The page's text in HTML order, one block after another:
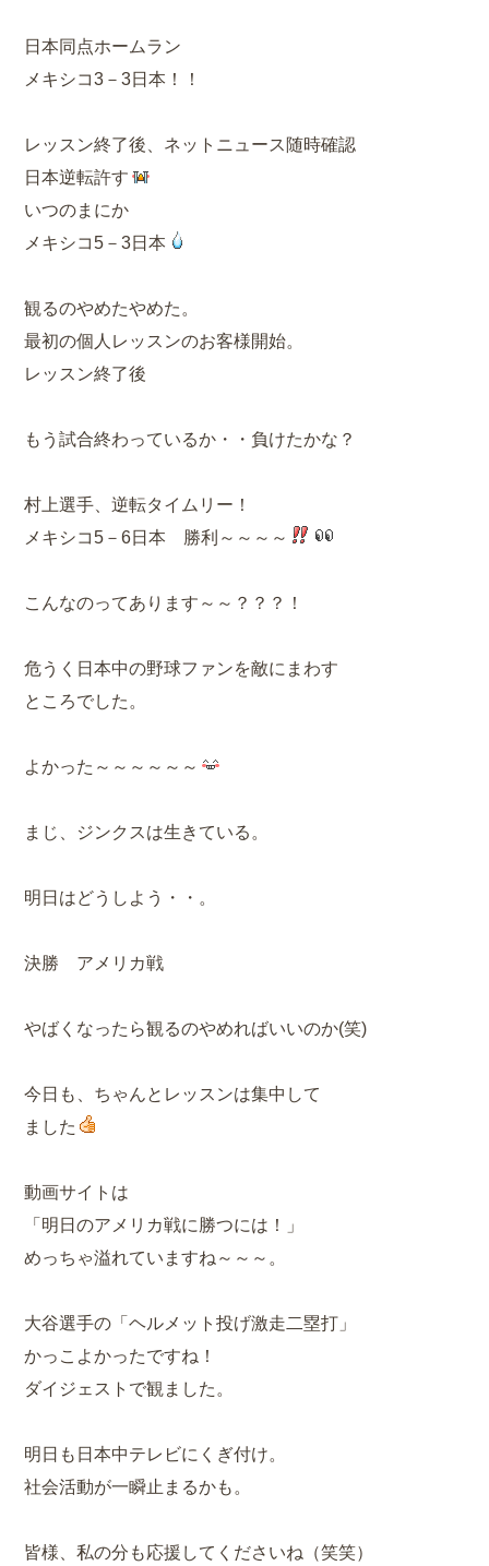
日本同点ホームラン
メキシコ3－3日本！！
レッスン終了後、ネットニュース随時確認
日本逆転許す
いつのまにか
メキシコ5－3日本
観るのやめたやめた。
最初の個人レッスンのお客様開始。
レッスン終了後
もう試合終わっているか・・負けたかな？
村上選手、逆転タイムリー！
メキシコ5－6日本 勝利～～～～
こんなのってあります～～？？？！
危うく日本中の野球ファンを敵にまわす
ところでした。
よかった～～～～～～
まじ、ジンクスは生きている。
明日はどうしよう・・。
決勝 アメリカ戦
やばくなったら観るのやめればいいのか(笑)
今日も、ちゃんとレッスンは集中して
ました
動画サイトは
「明日のアメリカ戦に勝つには！」
めっちゃ溢れていますね～～～。
大谷選手の「ヘルメット投げ激走二塁打」
かっこよかったですね！
ダイジェストで観ました。
明日も日本中テレビにくぎ付け。
社会活動が一瞬止まるかも。
皆様、私の分も応援してくださいね（笑笑）